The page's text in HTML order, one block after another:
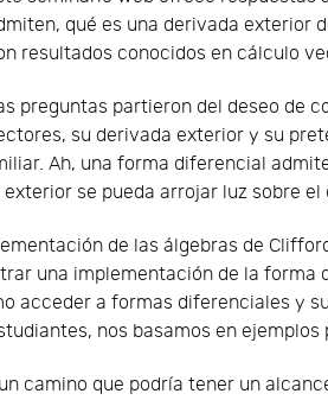
qué es una derivada exterior
resultados conocidos en cálculo
preguntas partieron del deseo de
su derivada exterior y su
Ah, una forma diferencial
se pueda arrojar luz sobre
de las álgebras de
una implementación de la
acceder a formas diferenciales y
nos basamos en ejemplos
camino que podría tener un